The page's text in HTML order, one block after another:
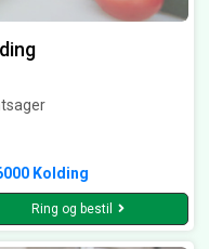
Kolding
Ring og bestil